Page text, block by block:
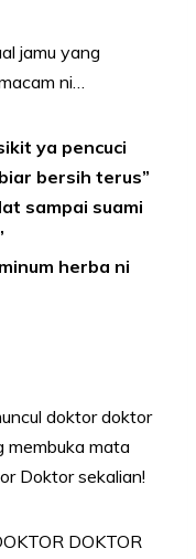
jamu yang
ni…
ya pencuci
bersih terus”
sampai suami
herba ni
doktor doktor
membuka mata
Doktor sekalian!
DOKTOR